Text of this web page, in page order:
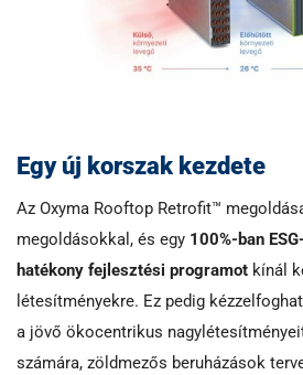
Egy új korszak kezdete
Az Oxyma Rooftop Retrofit™
megoldásokkal, és egy 100%-ban
hatékony fejlesztési programot kínál
létesítményekre. Ez pedig
a jövő ökocentrikus
számára, zöldmezős beruházások